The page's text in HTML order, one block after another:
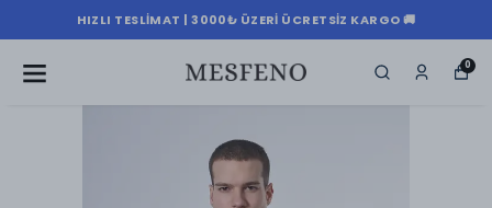
HIZLI TESLIMAT | 3000₺ ÜZERI ÜCRETSIZ KARGO 🚚
0